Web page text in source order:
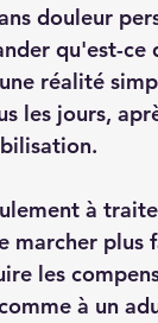
douleur
qu'est-ce
réalité
les jours,
à
marcher plus
les
à un